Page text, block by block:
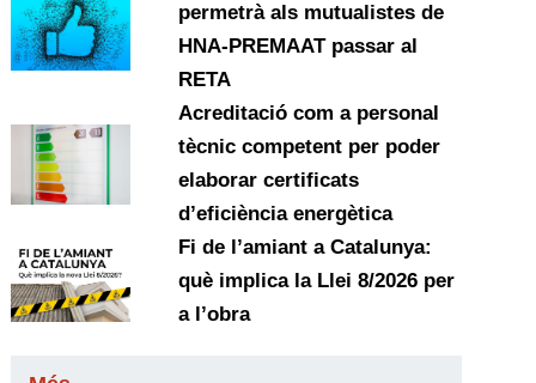
permetrà als mutualistes de
HNA-PREMAAT passar al
RETA
Acreditació com a personal
tècnic competent per poder
elaborar certificats
d’eficiència energètica
Fi de l’amiant a Catalunya:
què implica la Llei 8/2026 per
a l’obra